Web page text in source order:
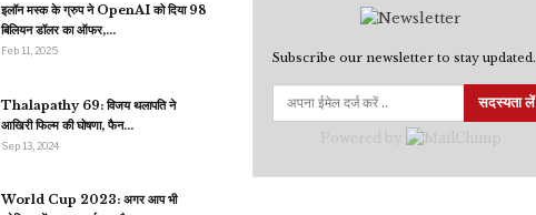
इलॉन मस्क के ग्रुप ने OpenAI को दिया 98
बिलियन डॉलर का ऑफर,…
Feb 11, 2025
Thalapathy 69: विजय थलापति ने
आखिरी फिल्म की घोषणा, फैन…
Sep 13, 2024
World Cup 2023: अगर आप भी
Subscribe our newsletter to stay updated.
सदस्यता लें